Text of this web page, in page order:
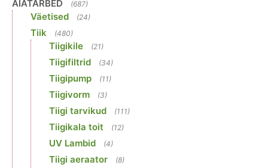
AIATARBED (687)
Väetised (24)
Tiik (480)
Tiigikile (21)
Tiigifiltrid (34)
Tiigipump (11)
Tiigivorm (3)
Tiigi tarvikud (111)
Tiigikala toit (12)
UV Lambid (4)
Tiigi aeraator (8)